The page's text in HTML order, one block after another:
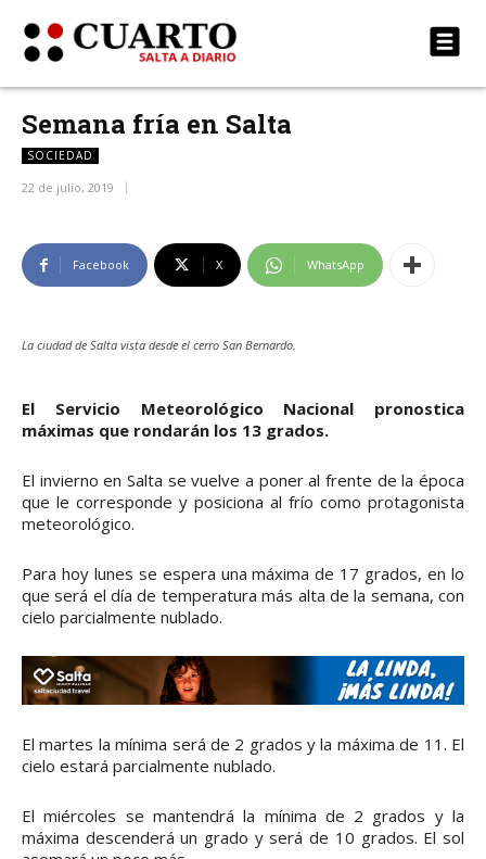
Semana fría en Salta
SOCIEDAD
22 de julio, 2019
Facebook X WhatsApp
La ciudad de Salta vista desde el cerro San Bernardo.
El Servicio Meteorológico Nacional pronostica
máximas que rondarán los 13 grados.
El invierno en Salta se vuelve a poner al frente de la época
que le corresponde y posiciona al frío como protagonista
meteorológico.
Para hoy lunes se espera una máxima de 17 grados, en lo
que será el día de temperatura más alta de la semana, con
cielo parcialmente nublado.
El martes la mínima será de 2 grados y la máxima de 11. El
cielo estará parcialmente nublado.
El miércoles se mantendrá la mínima de 2 grados y la
máxima descenderá un grado y será de 10 grados. El sol